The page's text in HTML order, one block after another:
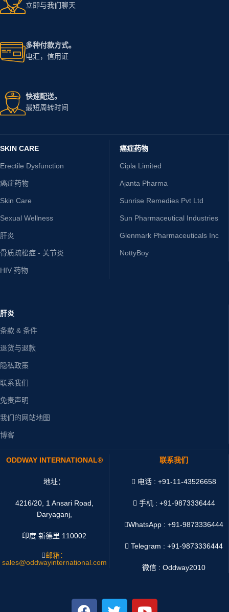
立即与我们聊天
多种付款方式。
电汇，信用证
快速配送。
最短周转时间
SKIN CARE
Erectile Dysfunction
癌症药物
Skin Care
Sexual Wellness
肝炎
骨质疏松症 - 关节炎
HIV 药物
癌症药物
Cipla Limited
Ajanta Pharma
Sunrise Remedies Pvt Ltd
Sun Pharmaceutical Industries
Glenmark Pharmaceuticals Inc
NottyBoy
肝炎
条款 & 条件
退货与退款
隐私政策
联系我们
免责声明
我们的网站地图
博客
ODDWAY INTERNATIONAL®
地址：
4216/20, 1 Ansari Road,
Daryaganj,
印度 新德里 110002
邮箱：
sales@oddwayinternational.com
联系我们
电话 : +91-11-43526658
手机 : +91-9873336444
WhatsApp :+91-9873336444
Telegram : +91-9873336444
微信 : Oddway2010